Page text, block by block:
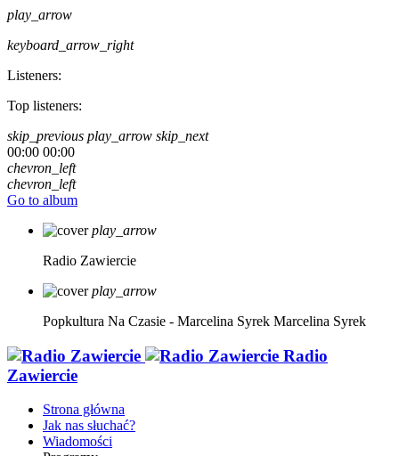
play_arrow
keyboard_arrow_right
Listeners:
Top listeners:
skip_previous play_arrow skip_next
00:00 00:00
chevron_left
chevron_left
Go to album
play_arrow
Radio Zawiercie
play_arrow
Popkultura Na Czasie - Marcelina Syrek Marcelina Syrek
Radio
Zawiercie
Strona główna
Jak nas słuchać?
Wiadomości